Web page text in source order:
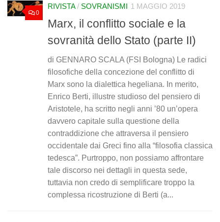
0
RIVISTA/ SOVRANISMI 1 MAGGIO 2019
Marx, il conflitto sociale e la
sovranità dello Stato (parte II)
di GENNARO SCALA (FSI Bologna) Le radici
filosofiche della concezione del conflitto di
Marx sono la dialettica hegeliana. In merito,
Enrico Berti, illustre studioso del pensiero di
Aristotele, ha scritto negli anni ’80 un’opera
davvero capitale sulla questione della
contraddizione che attraversa il pensiero
occidentale dai Greci fino alla “filosofia classica
tedesca”. Purtroppo, non possiamo affrontare
tale discorso nei dettagli in questa sede,
tuttavia non credo di semplificare troppo la
complessa ricostruzione di Berti (a...